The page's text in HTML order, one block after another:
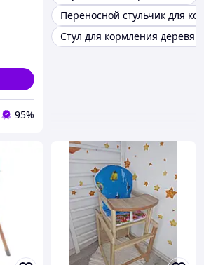
95%
Переносной стульчик для
Стул для кормления